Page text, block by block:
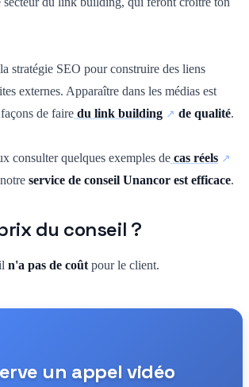
stratégie SEO pour construire des liens
externes. Apparaître dans les médias est
de faire du link building de qualité.
consulter quelques exemples de cas réels
service de conseil Unancor est efficace.
du conseil ?
n'a pas de coût pour le client.
un appel vidéo